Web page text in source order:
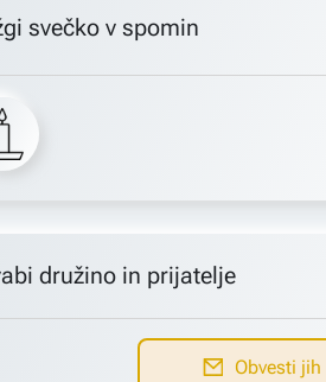
svečko v spomin
družino in prijatelje
Obvesti jih